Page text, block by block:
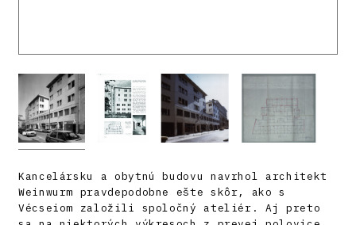
Kancelársku a obytnú budovu navrhol architekt
Weinwurm pravdepodobne ešte skôr, ako s
Vécseiom založili spoločný ateliér. Aj preto